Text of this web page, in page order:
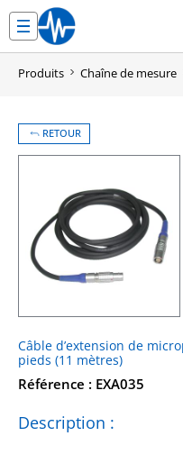
contenu
Produits Chaîne de mesure
RETOUR
Câble d’extension de
pieds (11 mètres)
Référence : EXA035
Description :